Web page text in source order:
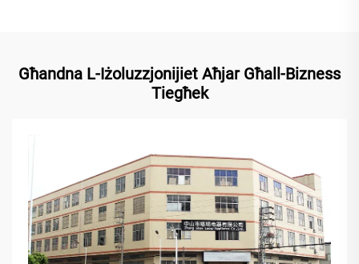
Għandna L-Iżoluzzjonijiet Aħjar Għall-Bizness
Tiegħek